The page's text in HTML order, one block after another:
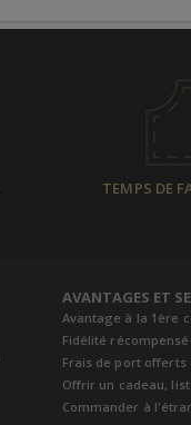
TEMPS DE
AVANTAGES ET
Avantage à la 1ère
Fidélité
Frais de port offerts
Offrir un cadeau,
Commander à